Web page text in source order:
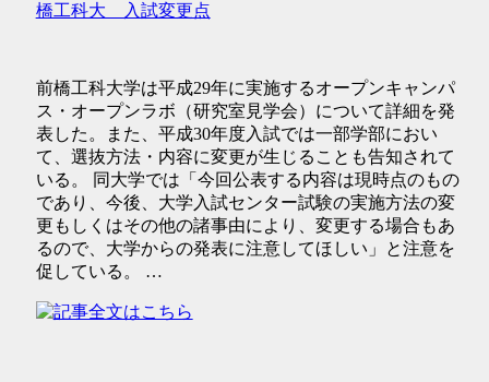
橋工科大 入試変更点
前橋工科大学は平成29年に実施するオープンキャンパ
ス・オープンラボ（研究室見学会）について詳細を発
表した。また、平成30年度入試では一部学部におい
て、選抜方法・内容に変更が生じることも告知されて
いる。 同大学では「今回公表する内容は現時点のもの
であり、今後、大学入試センター試験の実施方法の変
更もしくはその他の諸事由により、変更する場合もあ
るので、大学からの発表に注意してほしい」と注意を
促している。 …